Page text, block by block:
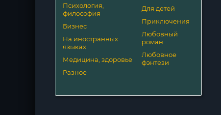
Психология,
философия
Бизнес
На иностранных
языках
Медицина, здоровье
Разное
Для детей
Приключения
Любовный
роман
Любовное
фэнтези